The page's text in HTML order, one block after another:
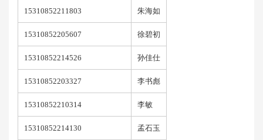
15310852211803 朱海如
15310852205607 徐碧初
15310852214526 孙佳仕
15310852203327 李书彪
15310852210314 李敏
15310852214130 孟石玉